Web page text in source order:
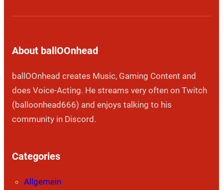
About ballOOnhead
ballOOnhead creates Music, Gaming Content and
does Voice-Acting. He streams very often on Twitch
(balloonhead666) and enjoys talking to his
community in Discord.
Categories
Allgemein